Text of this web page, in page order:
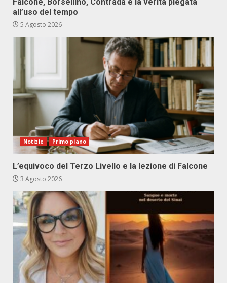
all’uso del tempo
5 Agosto 2026
Notizie Primo piano
L’equivoco del Terzo Livello e la lezione di Falcone
3 Agosto 2026